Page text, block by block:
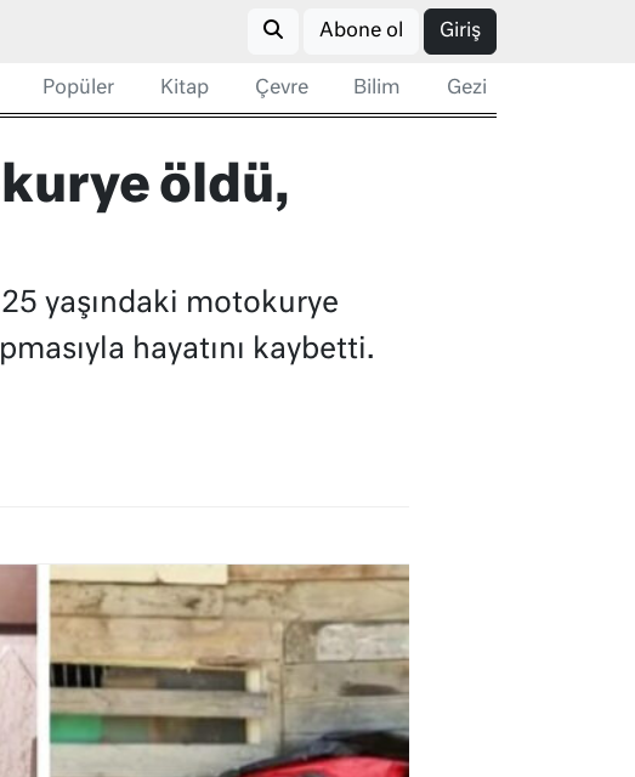
Abone ol Giriş
Popüler Kitap Çevre Bilim Gezi
öldü,
yaşındaki motokurye
hayatını kaybetti.